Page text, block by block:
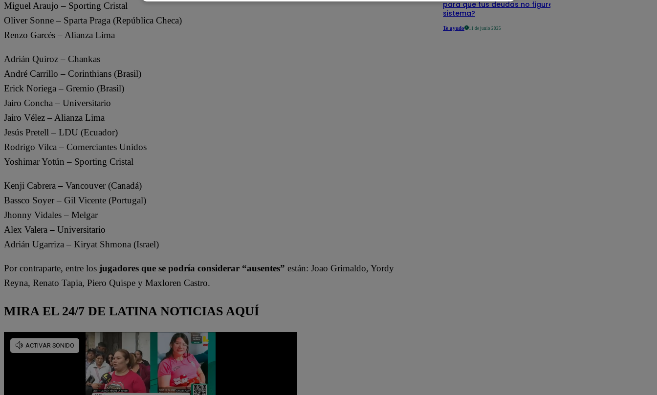
Miguel Araujo – Sporting Cristal
Oliver Sonne – Sparta Praga (República Checa)
Renzo Garcés – Alianza Lima
Adrián Quiroz – Chankas
André Carrillo – Corinthians (Brasil)
Erick Noriega – Gremio (Brasil)
Jairo Concha – Universitario
Jairo Vélez – Alianza Lima
Jesús Pretell – LDU (Ecuador)
Rodrigo Vilca – Comerciantes Unidos
Yoshimar Yotún – Sporting Cristal
Kenji Cabrera – Vancouver (Canadá)
Bassco Soyer – Gil Vicente (Portugal)
Jhonny Vidales – Melgar
Alex Valera – Universitario
Adrián Ugarriza – Kiryat Shmona (Israel)
Por contraparte, entre los jugadores que se podría considerar “ausentes” están: Joao Grimaldo, Yordy
Reyna, Renato Tapia, Piero Quispe y Maxloren Castro.
MIRA EL 24/7 DE LATINA NOTICIAS AQUÍ
para que tus deudas no figuren en su
sistema?
Te ayudo 11 de junio 2025